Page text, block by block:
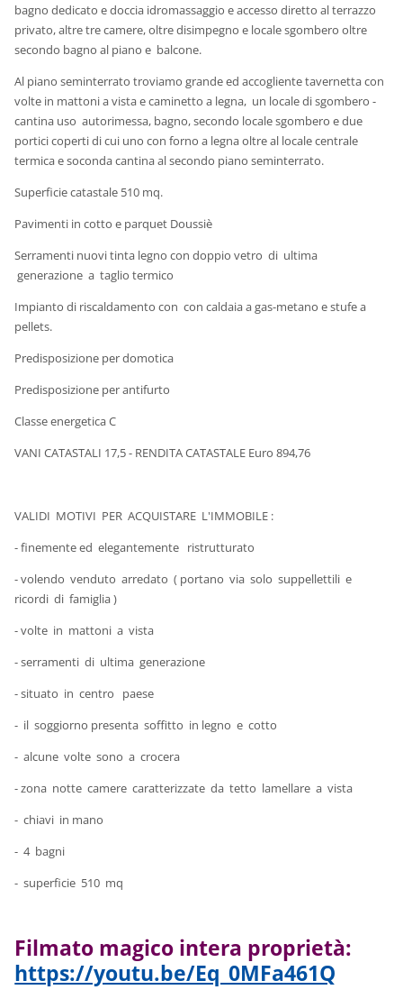
bagno dedicato e doccia idromassaggio e accesso diretto al terrazzo
privato, altre tre camere, oltre disimpegno e locale sgombero oltre
secondo bagno al piano e balcone.
Al piano seminterrato troviamo grande ed accogliente tavernetta con
volte in mattoni a vista e caminetto a legna, un locale di sgombero -
cantina uso autorimessa, bagno, secondo locale sgombero e due
portici coperti di cui uno con forno a legna oltre al locale centrale
termica e soconda cantina al secondo piano seminterrato.
Superficie catastale 510 mq.
Pavimenti in cotto e parquet Doussiè
Serramenti nuovi tinta legno con doppio vetro di ultima
generazione a taglio termico
Impianto di riscaldamento con con caldaia a gas-metano e stufe a
pellets.
Predisposizione per domotica
Predisposizione per antifurto
Classe energetica C
VANI CATASTALI 17,5 - RENDITA CATASTALE Euro 894,76
VALIDI MOTIVI PER ACQUISTARE L'IMMOBILE :
- finemente ed elegantemente ristrutturato
- volendo venduto arredato ( portano via solo suppellettili e
ricordi di famiglia )
- volte in mattoni a vista
- serramenti di ultima generazione
- situato in centro paese
- il soggiorno presenta soffitto in legno e cotto
- alcune volte sono a crocera
- zona notte camere caratterizzate da tetto lamellare a vista
- chiavi in mano
- 4 bagni
- superficie 510 mq
Filmato magico intera proprietà:
https://youtu.be/Eq_0MFa461Q